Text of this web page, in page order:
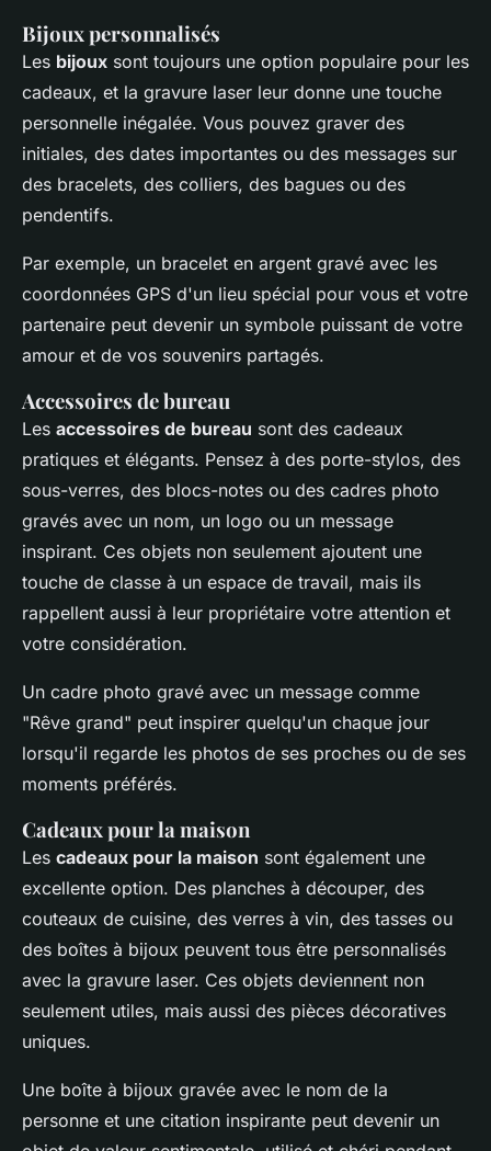
Bijoux personnalisés
Les bijoux sont toujours une option populaire pour les
cadeaux, et la gravure laser leur donne une touche
personnelle inégalée. Vous pouvez graver des
initiales, des dates importantes ou des messages sur
des bracelets, des colliers, des bagues ou des
pendentifs.
Par exemple, un bracelet en argent gravé avec les
coordonnées GPS d'un lieu spécial pour vous et votre
partenaire peut devenir un symbole puissant de votre
amour et de vos souvenirs partagés.
Accessoires de bureau
Les accessoires de bureau sont des cadeaux
pratiques et élégants. Pensez à des porte-stylos, des
sous-verres, des blocs-notes ou des cadres photo
gravés avec un nom, un logo ou un message
inspirant. Ces objets non seulement ajoutent une
touche de classe à un espace de travail, mais ils
rappellent aussi à leur propriétaire votre attention et
votre considération.
Un cadre photo gravé avec un message comme
"Rêve grand" peut inspirer quelqu'un chaque jour
lorsqu'il regarde les photos de ses proches ou de ses
moments préférés.
Cadeaux pour la maison
Les cadeaux pour la maison sont également une
excellente option. Des planches à découper, des
couteaux de cuisine, des verres à vin, des tasses ou
des boîtes à bijoux peuvent tous être personnalisés
avec la gravure laser. Ces objets deviennent non
seulement utiles, mais aussi des pièces décoratives
uniques.
Une boîte à bijoux gravée avec le nom de la
personne et une citation inspirante peut devenir un